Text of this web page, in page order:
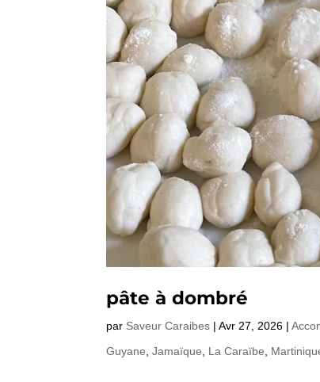
pâte à dombré
par Saveur Caraibes |Avr 27, 2026 |
Guyane ,Jamaïque La Caraïbe